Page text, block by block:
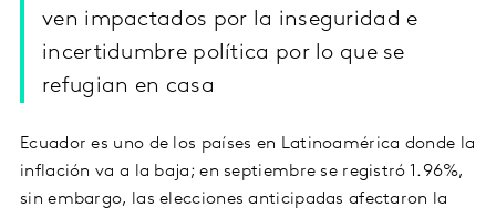
ven impactados por la inseguridad e
incertidumbre política por lo que se
refugian en casa
Ecuador es uno de los países en Latinoamérica donde la
inflación va a la baja; en septiembre se registró 1.96%,
sin embargo, las elecciones anticipadas afectaron la